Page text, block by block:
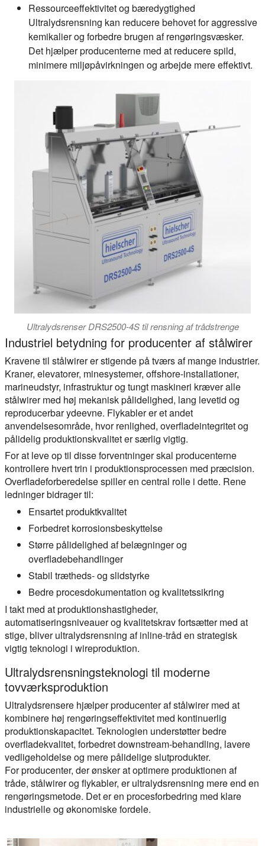
Ressourceeffektivitet og bæredygtighed
Ultralydsrensning kan reducere behovet for aggressive
kemikalier og forbedre brugen af rengøringsvæsker.
Det hjælper producenterne med at reducere spild,
minimere miljøpåvirkningen og arbejde mere effektivt.
Ultralydsrenser DRS2500-4S til rensning af trådstrenge
Industriel betydning for producenter af stålwirer
Kravene til stålwirer er stigende på tværs af mange industrier.
Kraner, elevatorer, minesystemer, offshore-installationer,
marineudstyr, infrastruktur og tungt maskineri kræver alle
stålwirer med høj mekanisk pålidelighed, lang levetid og
reproducerbar ydeevne. Flykabler er et andet
anvendelsesområde, hvor renlighed, overfladeintegritet og
pålidelig produktionskvalitet er særlig vigtig.
For at leve op til disse forventninger skal producenterne
kontrollere hvert trin i produktionsprocessen med præcision.
Overfladeforberedelse spiller en central rolle i dette. Rene
ledninger bidrager til:
Ensartet produktkvalitet
Forbedret korrosionsbeskyttelse
Større pålidelighed af belægninger og
overfladebehandlinger
Stabil trætheds- og slidstyrke
Bedre procesdokumentation og kvalitetssikring
I takt med at produktionshastigheder,
automatiseringsniveauer og kvalitetskrav fortsætter med at
stige, bliver ultralydsrensning af inline-tråd en strategisk
vigtig teknologi i wireproduktion.
Ultralydsrensningsteknologi til moderne
tovværksproduktion
Ultralydsrensere hjælper producenter af stålwirer med at
kombinere høj rengøringseffektivitet med kontinuerlig
produktionskapacitet. Teknologien understøtter bedre
overfladekvalitet, forbedret downstream-behandling, lavere
vedligeholdelse og mere pålidelige slutprodukter.
For producenter, der ønsker at optimere produktionen af
tråde, stålwirer og flykabler, er ultralydsrensning mere end en
rengøringsmetode. Det er en procesforbedring med klare
industrielle og økonomiske fordele.